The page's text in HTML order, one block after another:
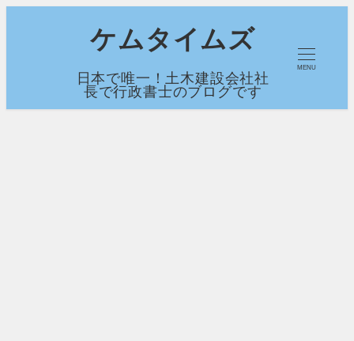
コ
ケムタイムズ
日本で唯一！土木建設会社社
長で行政書士のブログです
MENU